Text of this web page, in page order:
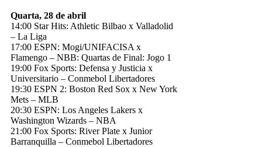
Quarta, 28 de abril
14:00 Star Hits: Athletic Bilbao x Valladolid
– La Liga
17:00 ESPN: Mogi/UNIFACISA x
Flamengo – NBB: Quartas de Final: Jogo 1
19:00 Fox Sports: Defensa y Justicia x
Universitario – Conmebol Libertadores
19:30 ESPN 2: Boston Red Sox x New York
Mets – MLB
20:30 ESPN: Los Angeles Lakers x
Washington Wizards – NBA
21:00 Fox Sports: River Plate x Junior
Barranquilla – Conmebol Libertadores